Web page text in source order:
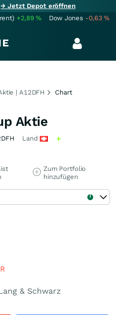
→ Jetzt Depot eröffnen
+2,89% Dow Jones -0,63%
| A12DFH Chart
Aktie
Land
Zum Portfolio
hinzufügen
& Schwarz